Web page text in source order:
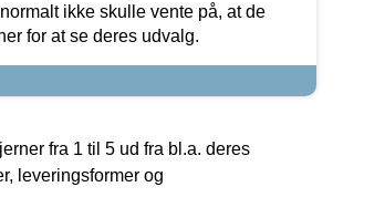
ikke skulle vente på, at de
for at se deres udvalg.
fra 1 til 5 ud fra bl.a. deres
leveringsformer og